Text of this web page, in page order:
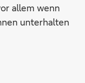
allem wenn
unterhalten